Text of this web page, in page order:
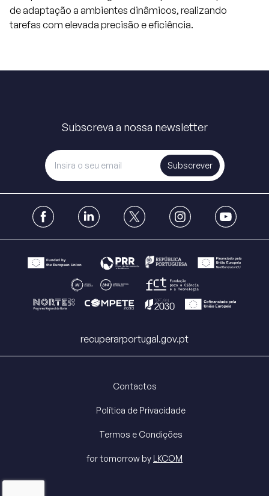
de adaptação a ambientes dinâmicos, realizando
tarefas com elevada precisão e eficiência.
Subscreva a nossa newsletter
Subscrever
recuperarportugal.gov.pt
Contactos
Política de Privacidade
Termos e Condições
for tomorrow by LKCOM